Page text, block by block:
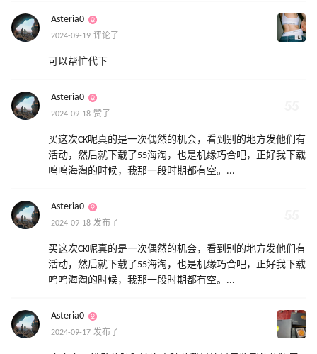
Asteria0
2024-09-19 评论了
可以帮忙代下
Asteria0
2024-09-18 赞了
买这次CK呢真的是一次偶然的机会，看到别的地方发他们有
活动，然后就下载了55海淘，也是机缘巧合吧，正好我下载
呜呜海淘的时候，我那一段时期都有空。...
Asteria0
2024-09-18 发布了
买这次CK呢真的是一次偶然的机会，看到别的地方发他们有
活动，然后就下载了55海淘，也是机缘巧合吧，正好我下载
呜呜海淘的时候，我那一段时期都有空。...
Asteria0
2024-09-17 发布了